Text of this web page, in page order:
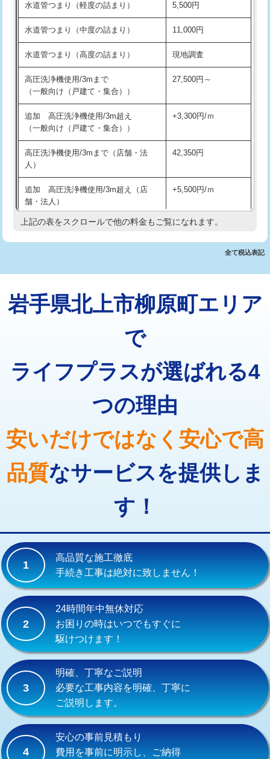
洗面台設置 38,500円
化粧台設置 22,000円
追加人工 16,500円
廃棄・処分 現場見積
※給水管工事は20mmまでの価格です。
交換・取付(排水栓・排水トラップ
22,000円+材料費
持込商品取付（混合水栓）
持込商品取付（浄水器・分岐水栓） 16,500円
業）
排水管工事（追加 排水管工事/3ｍ超
え）
マス交換（土の掘削・埋め戻し作業） 11,000円~
マス交換（深さ50㎝以上） 66,000円
コンクリート斫り（厚さ10㎝超え）
モルタル補修（厚さ10㎝まで） 27,500円
16,500円
廃棄・処分 現場見積
水道管つまり（軽度の詰まり） 5,500円
水道管つまり（中度の詰まり） 11,000円
水道管つまり（高度の詰まり） 現地調査
高圧洗浄機使用/3mまで
（一般向け（戸建て・集合））
27,500円～
追加 高圧洗浄機使用/3m超え
（一般向け（戸建て・集合））
+3,300円/ｍ
高圧洗浄機使用/3mまで（店舗・法
人）
42,350円
追加 高圧洗浄機使用/3m超え（店
舗・法人）
+5,500円/ｍ
高度高圧洗浄換 現地調査
トーラー機使用/3mまで 33,000円
追加トーラー機使用/3m超え +3,300円
止水・漏水調査・防水処理・清掃・修
11,000円
止水・漏水調査・防水処理・清掃・修
22,000円
止水・漏水調査・防水処理・清掃・修
理・調整・分解・加工など（重作業）
33,000円
その他部品の脱着 8,800円～
交換・取付(単水栓（壁付・デッキ
式）)
13,200円+材料費
交換・取付(混合水栓（壁付・デッキ
式・ワンホール）)
16,500円+材料費
交換・取付(排水栓・排水トラップ
（P/S/ポップアップ））
交換・取付（その他部品）
持込商品取付（単水栓）
持込商品取付（混合水栓） 16,500円
持込商品取付（浄水器・分岐水栓） 16,500円
給水管工事※（ホール加工)
上記の表をスクロールで他の料金もご覧になれます。
全て税込表記
岩手県北上市柳原町エリア
で
ライフプラスが選ばれる4
つの理由
安いだけではなく安心で高
品質なサービスを提供しま
す！
1
高品質な施工徹底
手続き工事は絶対に致しません！
2
24時間年中無休対応
お困りの時はいつでもすぐに
駆けつけます！
3
明確、丁寧なご説明
必要な工事内容を明確、丁寧に
ご説明します。
4
安心の事前見積もり
費用を事前に明示し、ご納得